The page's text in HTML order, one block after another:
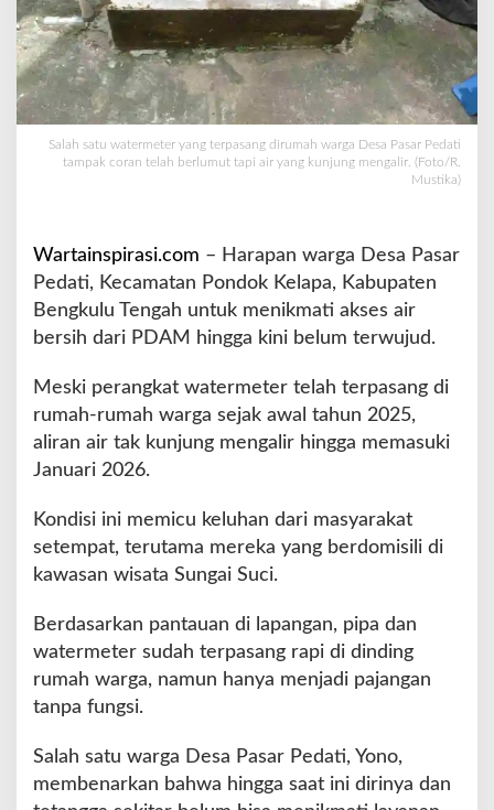
i
r
P
M
d
i
a
P
a
P
e
T
a
k
n
j
u
e
n
Salah satu watermeter yang terpasang dirumah warga Desa Pasar Pedati
tampak coran telah berlumut tapi air yang kunjung mengalir. (Foto/R.
Mustika)
Wartainspirasi.com – Harapan warga Desa Pasar
Pedati, Kecamatan Pondok Kelapa, Kabupaten
Bengkulu Tengah untuk menikmati akses air
bersih dari PDAM hingga kini belum terwujud.
Meski perangkat watermeter telah terpasang di
rumah-rumah warga sejak awal tahun 2025,
aliran air tak kunjung mengalir hingga memasuki
Januari 2026.
Kondisi ini memicu keluhan dari masyarakat
setempat, terutama mereka yang berdomisili di
kawasan wisata Sungai Suci.
Berdasarkan pantauan di lapangan, pipa dan
watermeter sudah terpasang rapi di dinding
rumah warga, namun hanya menjadi pajangan
tanpa fungsi.
Salah satu warga Desa Pasar Pedati, Yono,
membenarkan bahwa hingga saat ini dirinya dan